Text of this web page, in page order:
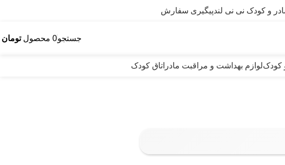
و کودک نی نی لندپیگیری سفارش
جستجو0 محصول تومان
کودکلوازم بهداشت و مراقبت مادر اتاق کودک